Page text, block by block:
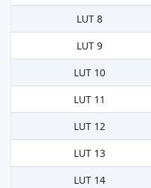
LUT 8
LUT 9
LUT 10
LUT 11
LUT 12
LUT 13
LUT 14